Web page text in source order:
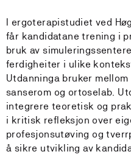
I ergoterapistudiet ved
får kandidatane trening i
bruk av
ferdigheiter i ulike
Utdanninga bruker
sanserom og ortoselab.
integrere teoretisk og
i kritisk refleksjon over
profesjonsutøving og
å sikre utvikling av